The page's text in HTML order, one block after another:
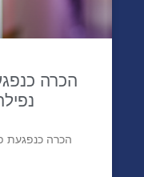
הכרה
הכרה כנפגעת